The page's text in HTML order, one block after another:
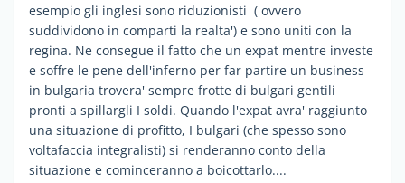
esempio gli inglesi sono riduzionisti ( ovvero
suddividono in comparti la realta') e sono uniti con la
regina. Ne consegue il fatto che un expat mentre investe
e soffre le pene dell'inferno per far partire un business
in bulgaria trovera' sempre frotte di bulgari gentili
pronti a spillargli I soldi. Quando l'expat avra' raggiunto
una situazione di profitto, I bulgari (che spesso sono
voltafaccia integralisti) si renderanno conto della
situazione e cominceranno a boicottarlo....